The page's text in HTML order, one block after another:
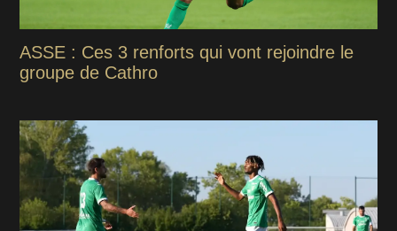
ASSE : Ces 3 renforts qui vont rejoindre le
groupe de Cathro